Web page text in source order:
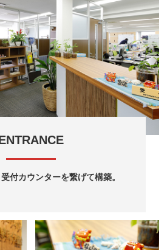
付カウンターを繋げて構築。